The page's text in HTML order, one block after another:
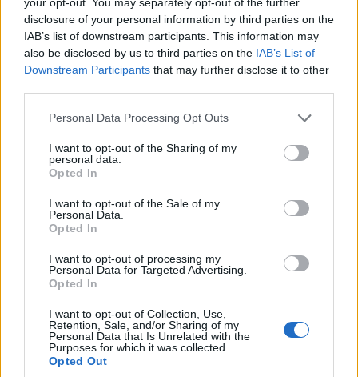
disclosure of your personal information by third parties on the
IAB’s list of downstream participants. This information may
also be disclosed by us to third parties on the IAB’s List of
Downstream Participants that may further disclose it to other
Personal Data Processing Opt Outs
I want to opt-out of the Sharing of my
personal data.
Opted In
I want to opt-out of the Sale of my
Personal Data.
Opted In
I want to opt-out of processing my
Personal Data for Targeted Advertising.
Opted In
I want to opt-out of Collection, Use,
Retention, Sale, and/or Sharing of my
Personal Data that Is Unrelated with the
Purposes for which it was collected.
Opted Out
sodaclub
Lebende Forenlegende
wiesengrund
Tammoo,thriftshopund *schokolade61* gefällt dies.
Lebende Forenlegende
9 Januar 2026
Tammooundthriftshop
-Waldsee-
Forenfreak